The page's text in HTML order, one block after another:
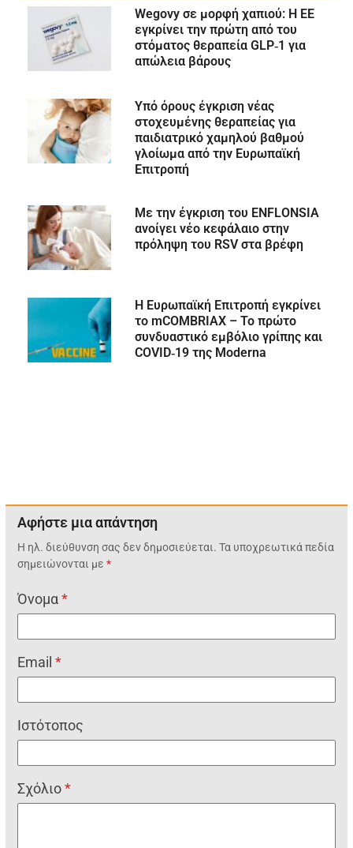
Wegovy σε μορφή χαπιού: Η ΕΕ
εγκρίνει την πρώτη από του
στόματος θεραπεία GLP‑1 για
απώλεια βάρους
Υπό όρους έγκριση νέας
στοχευμένης θεραπείας για
παιδιατρικό χαμηλού βαθμού
γλοίωμα από την Ευρωπαϊκή
Επιτροπή
Με την έγκριση του ENFLONSIA
ανοίγει νέο κεφάλαιο στην
πρόληψη του RSV στα βρέφη
Η Ευρωπαϊκή Επιτροπή εγκρίνει
το mCOMBRIAX – Το πρώτο
συνδυαστικό εμβόλιο γρίπης και
COVID‑19 της Moderna
Αφήστε μια απάντηση
Η ηλ. διεύθυνση σας δεν δημοσιεύεται. Τα υποχρεωτικά πεδία
σημειώνονται με*
Όνομα*
Email*
Ιστότοπος
Σχόλιο*